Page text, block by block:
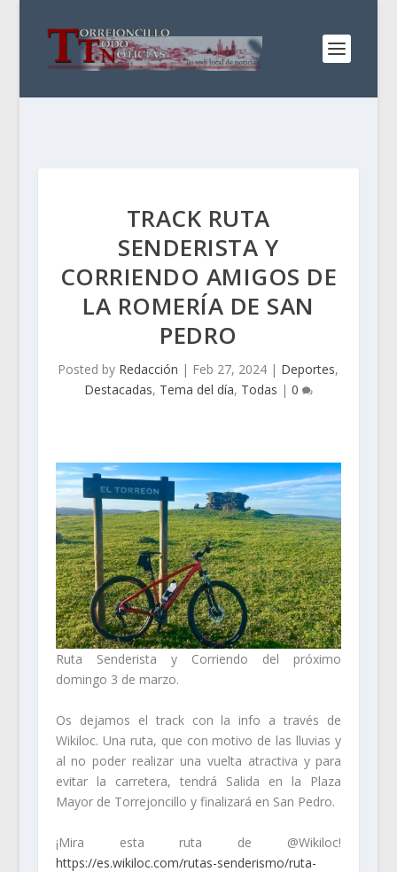
TRACK RUTA
SENDERISTA Y
CORRIENDO AMIGOS DE
LA ROMERÍA DE SAN
PEDRO
Posted by Redacción | Feb 27, 2024 | Deportes,
Destacadas, Tema del día, Todas | 0
Ruta Senderista y Corriendo del próximo
domingo 3 de marzo.
Os dejamos el track con la info a través de
Wikiloc. Una ruta, que con motivo de las lluvias y
al no poder realizar una vuelta atractiva y para
evitar la carretera, tendrá Salida en la Plaza
Mayor de Torrejoncillo y finalizará en San Pedro.
¡Mira esta ruta de @Wikiloc!
https://es.wikiloc.com/rutas-senderismo/ruta-